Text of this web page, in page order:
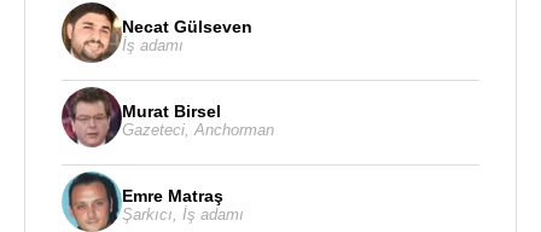
parlamentodan ayrılmış ve bölgesel yönetim,
ulaşım, konut, evsizlik, sağlık, ekonomik kalkınma
kez 2017’de seçilen
yılı ve 2024 seçimlerinde de güçlü destek alarak
yeniden seçildi veGreater Manchestersiyasetinin
en görünür isimlerinden biri haline gelmiştir.
Necat Gülseven
İş adamı
Murat Birsel
Gazeteci Anchorman
Emre Matraş
Şarkıcı İş adamı